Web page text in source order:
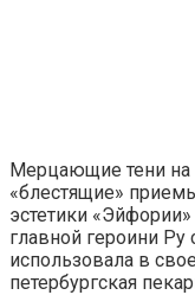
Мерцающие тени на
«блестящие»
эстетики
главной героини
использовала в
петербургская